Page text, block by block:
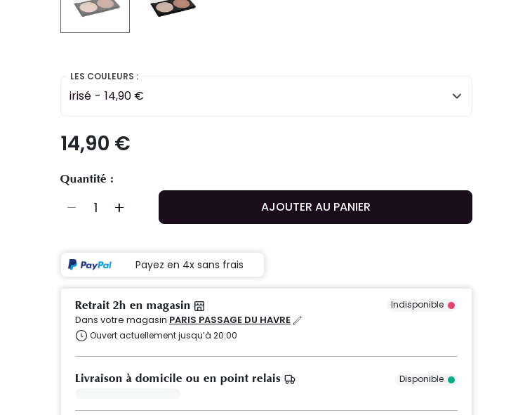
selected
LES COULEURS :
irisé - 14,90 €
14,90 €
Quantité :
AJOUTER AU PANIER
Payez en 4x sans frais
Retrait 2h en magasin Indisponible
Dans votre magasin PARIS PASSAGE DU HAVRE
Ouvert actuellement jusqu’à 20:00
Livraison à domicile ou en point relais Disponible